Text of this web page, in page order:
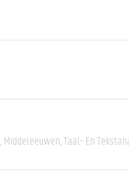
Middeleeuwen Taal- En